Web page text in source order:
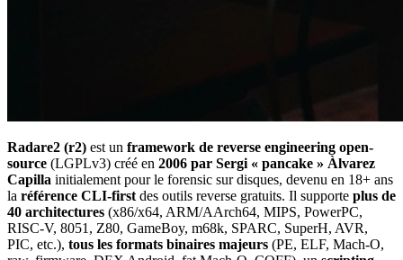
Radare2 (r2) est un framework de reverse engineering open-
source (LGPLv3) créé en 2006 par Sergi « pancake » Àlvarez
Capilla initialement pour le forensic sur disques, devenu en 18+ ans
la référence CLI-first des outils reverse gratuits. Il supporte plus de
40 architectures (x86/x64, ARM/AArch64, MIPS, PowerPC,
RISC-V, 8051, Z80, GameBoy, m68k, SPARC, SuperH, AVR,
PIC, etc.), tous les formats binaires majeurs (PE, ELF, Mach-O,